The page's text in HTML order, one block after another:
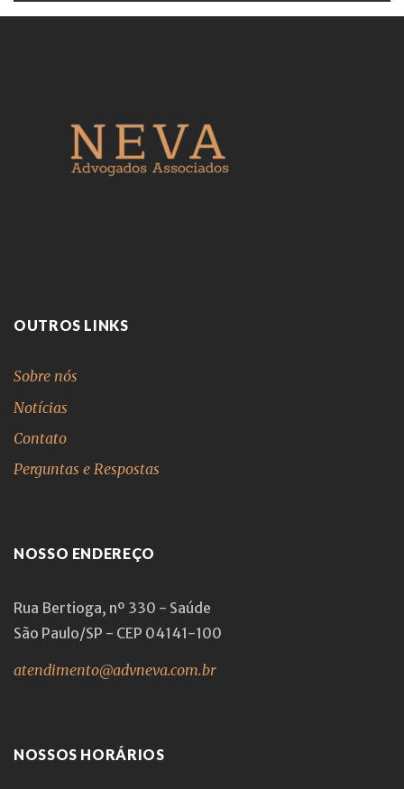
OUTROS LINKS
Sobre nós
Notícias
Contato
Perguntas e Respostas
NOSSO ENDEREÇO
Rua Bertioga, nº 330 - Saúde
São Paulo/SP - CEP 04141-100
atendimento@advneva.com.br
NOSSOS HORÁRIOS